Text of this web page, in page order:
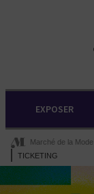
EXPOSER
Marché de la
TICKETING